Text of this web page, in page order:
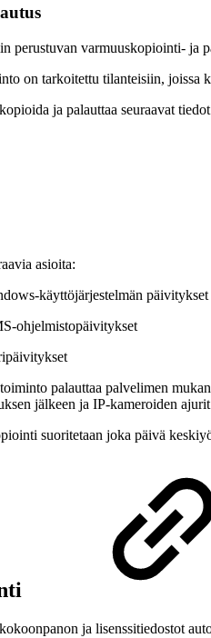
perustuvan varmuuskopiointi-
on tarkoitettu tilanteisiin,
ja palauttaa seuraavat
asioita:
käyttöjärjestelmän päivitykset
ohjelmistopäivitykset
palauttaa palvelimen
jälkeen ja IP-kameroiden
suoritetaan joka päivä
ja lisenssitiedostot